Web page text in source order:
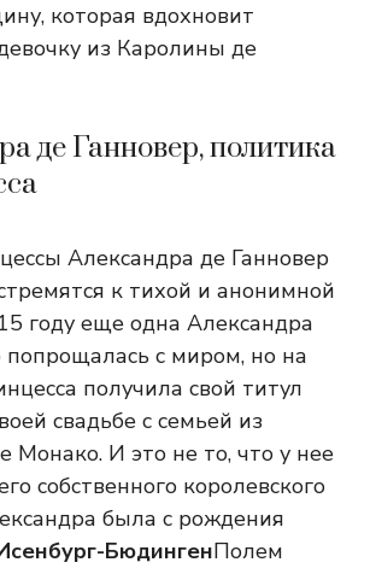
которая вдохновит
из Каролины де
де Ганновер, политика
Александра де Ганновер
к тихой и анонимной
году еще одна Александра
попрощалась с миром, но на
получила свой титул
свадьбе с семьей из
Монако. И это не то, что у нее
собственного королевского
была с рождения
БюдингенПолем